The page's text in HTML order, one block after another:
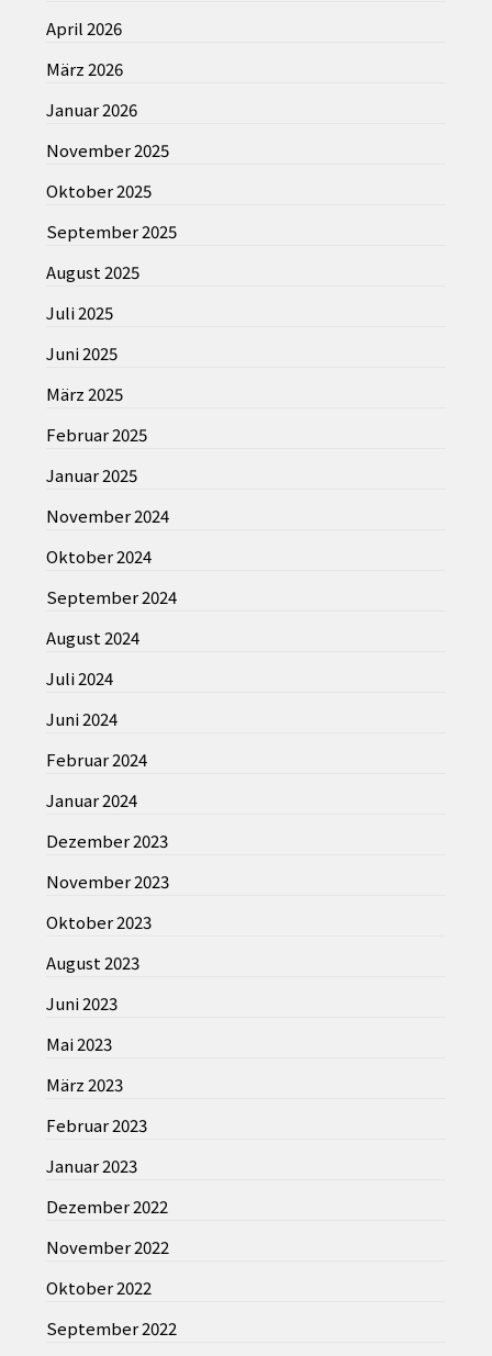
April 2026
März 2026
Januar 2026
November 2025
Oktober 2025
September 2025
August 2025
Juli 2025
Juni 2025
März 2025
Februar 2025
Januar 2025
November 2024
Oktober 2024
September 2024
August 2024
Juli 2024
Juni 2024
Februar 2024
Januar 2024
Dezember 2023
November 2023
Oktober 2023
August 2023
Juni 2023
Mai 2023
März 2023
Februar 2023
Januar 2023
Dezember 2022
November 2022
Oktober 2022
September 2022